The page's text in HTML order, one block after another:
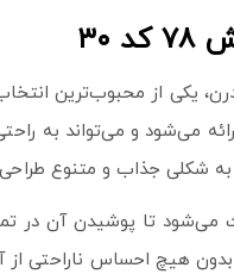
یکی از محبوب‌ترین
می‌شود و می‌تواند به
به شکلی جذاب و متنوع
می‌شود تا پوشیدن آن در
هیچ احساس ناراحتی